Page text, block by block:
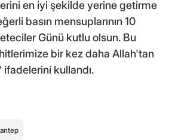
en iyi şekilde yerine getirme
basın mensuplarının 10
Günü kutlu olsun. Bu
bir kez daha Allah'tan
kullandı.